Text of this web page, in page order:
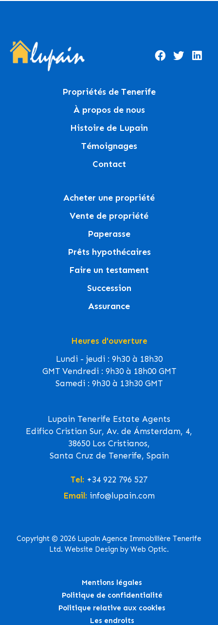
Propriétés de Tenerife
À propos de nous
Histoire de Lupain
Témoignages
Contact
Acheter une propriété
Vente de propriété
Paperasse
Prêts hypothécaires
Faire un testament
Succession
Assurance
Heures d'ouverture
Lundi - jeudi : 9h30 à 18h30
GMT Vendredi : 9h30 à 18h00 GMT
Samedi : 9h30 à 13h30 GMT
Lupain Tenerife Estate Agents
Edifico Cristian Sur, Av. de Ámsterdam, 4,
38650 Los Cristianos,
Santa Cruz de Tenerife, Spain
Tel: +34 922 796 527
Email: info@lupain.com
Copyright © 2026 Lupain Agence Immobilière Tenerife
Ltd. Website Design by Web Optic.
Mentions légales
Politique de confidentialité
Politique relative aux cookies
Les endroits